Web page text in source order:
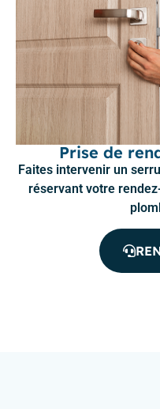
Prise de
Faites intervenir un
réservant votre